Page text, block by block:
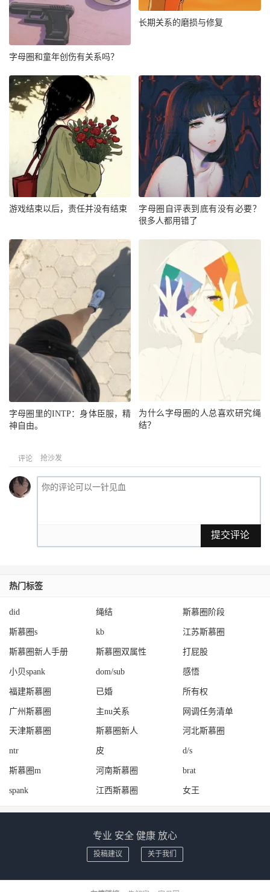
字母圈和童年创伤有关系吗？
长期关系的磨损与修复
游戏结束以后，责任并没有结束
字母圈自评表到底有没有必要？
很多人都用错了
字母圈里的INTP：身体臣服，精
神自由。
为什么字母圈的人总喜欢研究绳
结？
评论 抢沙发
提交评论
热门标签
did 绳结 斯慕圈阶段
斯慕圈s kb 江苏斯慕圈
斯慕圈新人手册 斯慕圈双属性 打屁股
小贝spank dom/sub 感悟
福建斯慕圈 已婚 所有权
广州斯慕圈 主nu关系 网调任务清单
天津斯慕圈 斯慕圈新人 河北斯慕圈
ntr 皮 d/s
斯慕圈m 河南斯慕圈 brat
spank 江西斯慕圈 女王
专业 安全 健康 放心
投稿建议 关于我们